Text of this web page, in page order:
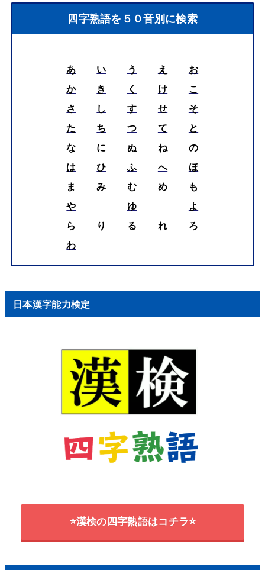
四字熟語を５０音別に検索
あ い う え
お
か
き く け
こ
さ
し す せ
そ
た
ち つ て
と
な
に ぬ ね
の
は
ひ ふ へ
ほ
ま
み む め
も
や
ゆ
よ
ら
り る れ
ろ
わ
日本漢字能力検定
⭐漢検の四字熟語はコチラ⭐